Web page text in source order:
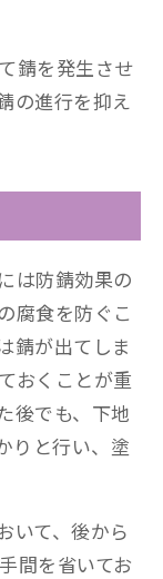
錆を発生させ
の進行を抑え
は防錆効果の
腐食を防ぐこ
錆が出てしま
おくことが重
後でも、下地
りと行い、塗
いて、後から
間を省いてお